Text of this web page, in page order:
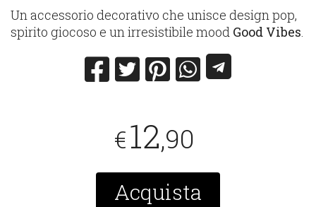
Un accessorio decorativo che unisce design pop,
spirito giocoso e un irresistibile mood Good Vibes
€12,90
Acquista